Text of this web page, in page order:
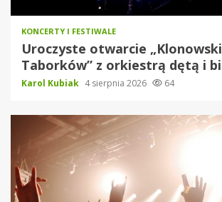
KONCERTY I FESTIWALE
Uroczyste otwarcie
Taborków” z orkiestrą dętą i
Karol Kubiak 4 sierpnia 2026 64